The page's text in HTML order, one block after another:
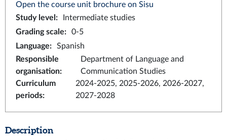
Open the course unit brochure on Sisu
Study level :
Intermediate studies
Grading scale:
0-5
Language:
Spanish
Responsible
organisation:
Department of Language and
Communication Studies
Curriculum
periods:
2024-2025, 2025-2026, 2026-2027,
2027-2028
Description